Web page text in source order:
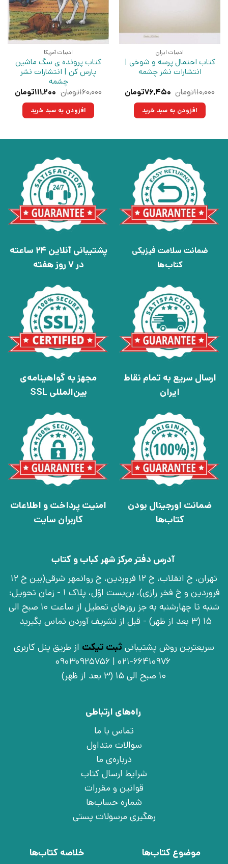
ادبیات ایران
کتاب احتمال پرسه و شوخی |
انتشارات نشر چشمه
۱۱۰,۰۰۰تومان قیمت
۱۱۰,۰۰۰تومان
بود.
۷۶,۴۵۰تومان
افزودن به سبد خرید
ادبیات آمریکا
کتاب پرونده ی سگ ماشین
پارس کن | انتشارات نشر
چشمه
۱۶۰,۰۰۰تومان قیمت
۱۶۰,۰۰۰تومان
بود.
۱۱۱,۲۰۰تومان
افزودن به سبد خرید
ضمانت سلامت فیزیکی
کتاب‌ها
پشتیبانی آنلاین 24 ساعته
در 7 روز هفته
ارسال سریع به تمام نقاط
ایران
مجهز به گواهینامه‌ی
بین‌المللی SSL
ضمانت اورجینال بودن
کتاب‌ها
امنیت پرداخت و اطلاعات
کاربران سایت
آدرس دفتر مرکز شهر کباب و کتاب
تهران، خ انقلاب، خ 12 فروردین، خ روانمهر شرقی(بین خ 12
فروردین و خ فخر رازی)، بن‌بست اوّل، پلاک 1 - زمان تحویل:
شنبه تا چهارشنبه به جز روزهای تعطیل از ساعت 10 صبح الی
15 (3 بعد از ظهر) - قبل از تشریف آوردن تماس بگیرید
سریعترین روش پشتیبانی ثبت تیکت از طریق پنل کاربری
021-66410976 | 09030925756
10 صبح الی 15 (3 بعد از ظهر)
راه‌های ارتباطی
تماس با ما
سوالات متداول
درباره‌ی ما
شرایط ارسال کتاب
قوانین و مقررات
شماره حساب‌ها
رهگیری مرسولات پستی
موضوع کتاب‌ها
خلاصه کتاب‌ها